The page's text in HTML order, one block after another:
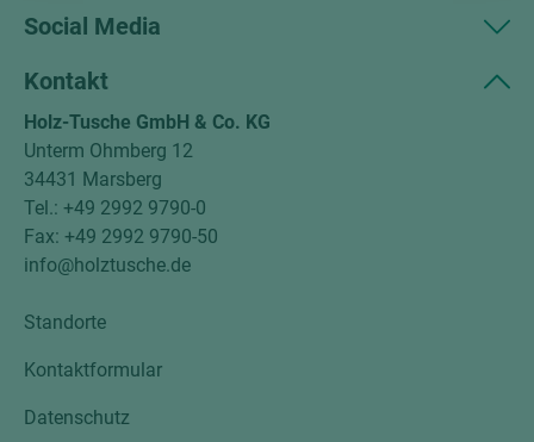
Social Media
Kontakt
Holz-Tusche GmbH & Co. KG
Unterm Ohmberg 12
34431 Marsberg
Tel.: +49 2992 9790-0
Fax: +49 2992 9790-50
info@holztusche.de
Standorte
Kontaktformular
Datenschutz